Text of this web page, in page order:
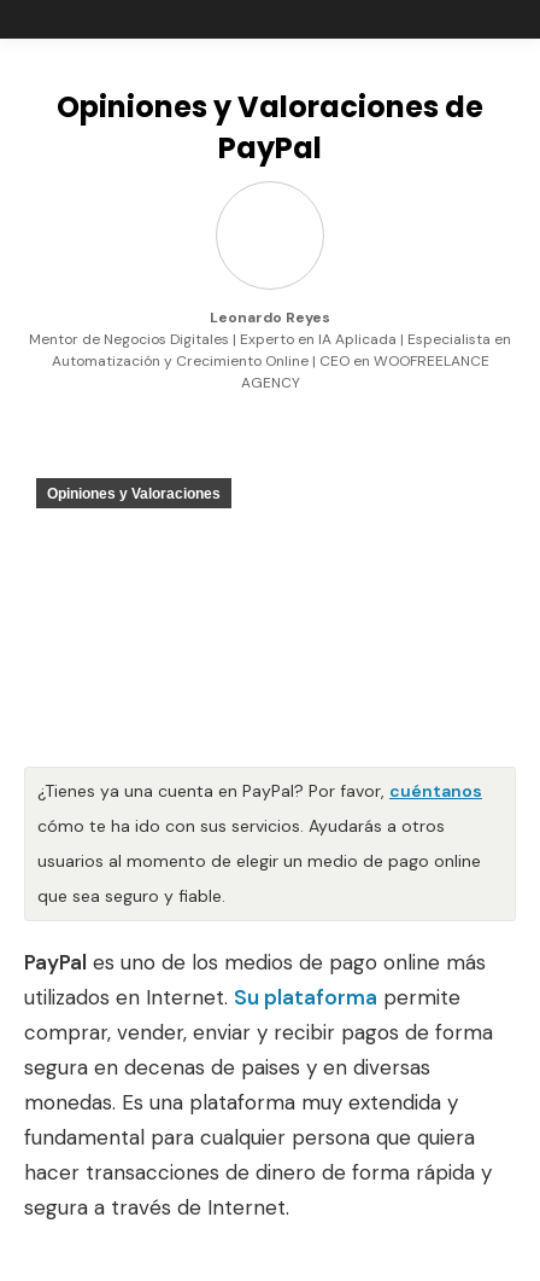
Opiniones y Valoraciones de
PayPal
Leonardo Reyes
Mentor de Negocios Digitales | Experto en IA Aplicada | Especialista en
Automatización y Crecimiento Online | CEO en WOOFREELANCE
AGENCY
Opiniones y Valoraciones
¿Tienes ya una cuenta en PayPal? Por favor, cuéntanos
cómo te ha ido con sus servicios. Ayudarás a otros
usuarios al momento de elegir un medio de pago online
que sea seguro y fiable.
PayPal es uno de los medios de pago online más
utilizados en Internet. Su plataforma permite
comprar, vender, enviar y recibir pagos de forma
segura en decenas de paises y en diversas
monedas. Es una plataforma muy extendida y
fundamental para cualquier persona que quiera
hacer transacciones de dinero de forma rápida y
segura a través de Internet.